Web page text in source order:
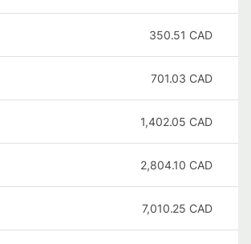
350.51 CAD
701.03 CAD
1,402.05 CAD
2,804.10 CAD
7,010.25 CAD